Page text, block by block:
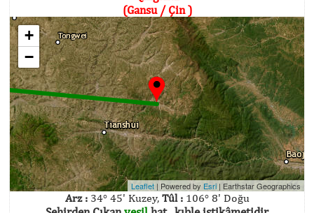
(Gansu / Çin )
+
−
Leaflet | Powered by Esri | Earthstar Geographics
Arz :34° 45' Kuzey, Tûl :106° 8' Doğu